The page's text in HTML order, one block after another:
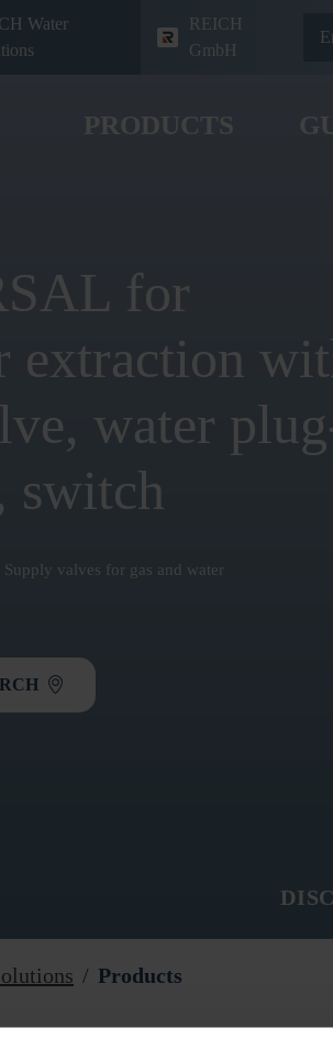
Water
REICH
GmbH
PRODUCTS
for
extraction
water
switch
Supply valves for gas and water
Products